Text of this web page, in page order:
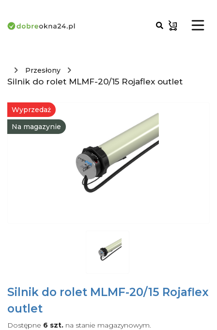
Przesłony
Silnik do rolet MLMF-20/15 Rojaflex outlet
Wyprzedaż
Na magazynie
Silnik do rolet MLMF-20/15 Rojaflex
outlet
Dostępne 6 szt. na stanie magazynowym.